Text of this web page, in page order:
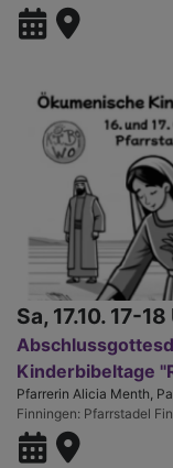
Sa, 17.10. 17-
Kinderbibeltage
Pfarrerin Alicia Menth,
Finningen Pfarrstadel